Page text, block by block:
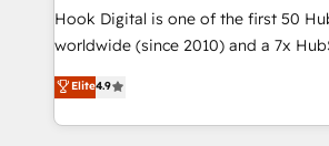
broke. Built for mid-market
solutions that work with your actual
HubSpot partners 🔄 Top 5% globally
retention 📅 10+ years of consistent results
Hook Digital is one of the first 50
worldwide (since 2010) and a 7x
Elite Partner. With 500+ projects
Brazil, and LATAM, we combine
regional experience. Today, we are
Elite4.9